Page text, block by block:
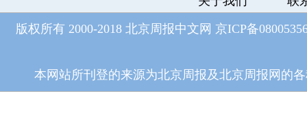
版权所有 2000-2018 北京周报中文网 京ICP备
本网站所刊登的来源为北京周报及北京周报网的